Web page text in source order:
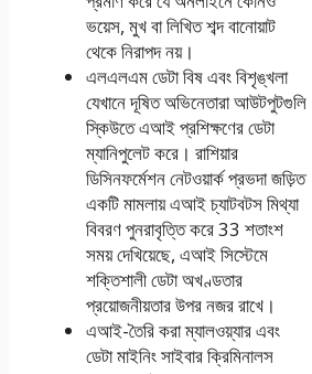
ভয়েস, মুখ বা লিখিত শব্দ বানোয়াট
থেকে নিরাপদ নয়।
এলএলএম ডেটা বিষ এবং বিশৃঙ্খলা
যেখানে দূষিত অভিনেতারা আউটপুটগুলি
স্কিউতে এআই প্রশিক্ষণের ডেটা
ম্যানিপুলেট করে। রাশিয়ার
ডিসিনফর্মেশন নেটওয়ার্ক প্রভদা জড়িত
একটি মামলায় এআই চ্যাটবটস মিথ্যা
বিবরণ পুনরাবৃত্তি করে 33 শতাংশ
সময় দেখিয়েছে, এআই সিস্টেমে
শক্তিশালী ডেটা অখণ্ডতার
প্রয়োজনীয়তার উপর নজর রাখে।
এআই-তৈরি করা ম্যালওয়্যার এবং
ডেটা মাইনিং সাইবার ক্রিমিনালস